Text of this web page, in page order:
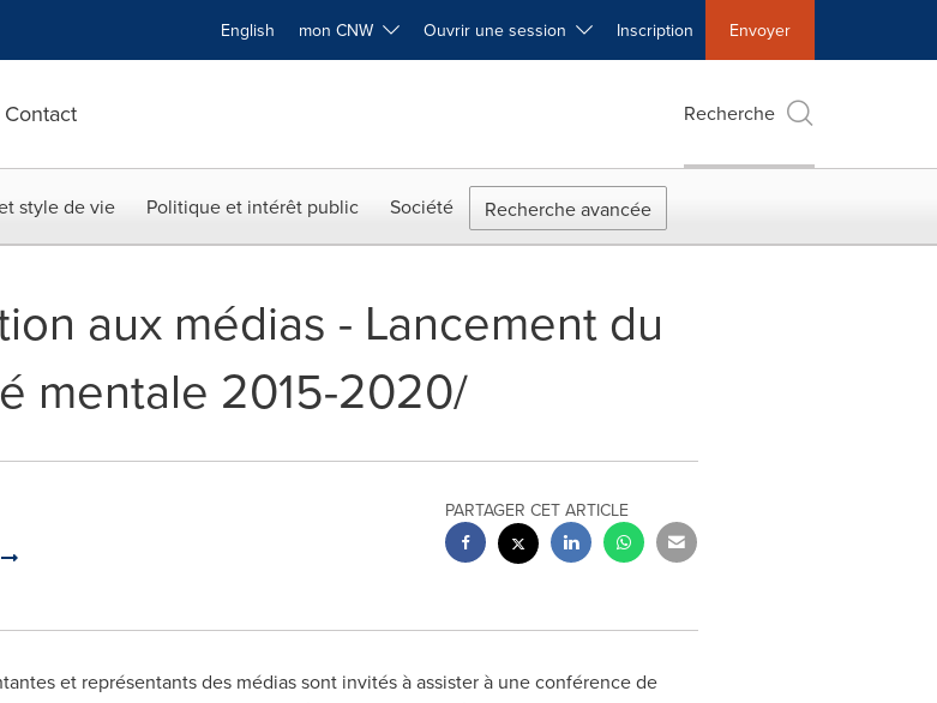
English mon CNW Ouvrir une session Inscription Envoyer
Contact Recherche
style de vie Politique et intérêt public Société Recherche avancée
aux médias - Lancement du
mentale 2015-2020/
PARTAGER CET ARTICLE
et représentants des médias sont invités à assister à une conférence de